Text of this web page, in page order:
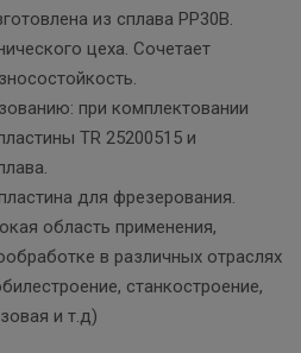
из сплава PP30B.
цеха. Сочетает
при комплектовании
TR 25200515 и
для фрезерования.
область применения,
в различных отраслях
станкостроение,
и т.д)